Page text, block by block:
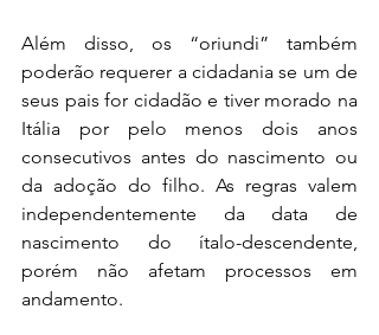
Além disso, os “oriundi” também
poderão requerer a cidadania se um de
seus pais for cidadão e tiver morado na
Itália por pelo menos dois anos
consecutivos antes do nascimento ou
da adoção do filho. As regras valem
independentemente da data de
nascimento do ítalo-descendente,
porém não afetam processos em
andamento.